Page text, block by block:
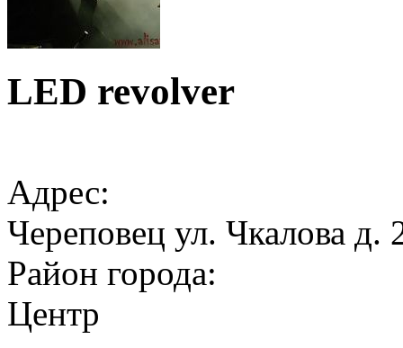
LED revolver
Адрес:
Череповец ул. Чкалова
Район города:
Центр